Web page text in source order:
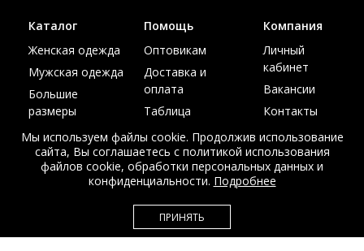
© Интернет магазин верхней одежды из меха и кожи
EDEM-ROOM 2011-2026
Каталог
Женская одежда
Мужская одежда
Большие
размеры
Акции
Помощь
Оптовикам
Доставка и
оплата
Таблица
Компания
Личный
кабинет
Вакансии
Контакты
Мы используем файлы cookie. Продолжив использование
сайта, Вы соглашаетесь с политикой использования
файлов cookie, обработки персональных данных и
конфиденциальности. Подробнее
ПРИНЯТЬ